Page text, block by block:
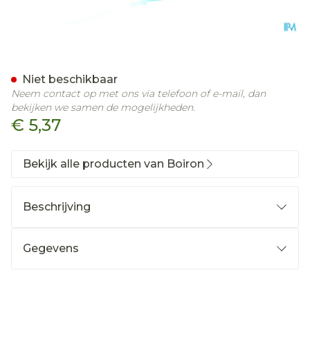
€ 5,37
Niet beschikbaar
Neem contact op met ons via telefoon of e-mail, dan
bekijken we samen de mogelijkheden.
Bekijk alle producten van Boiron
Beschrijving
Gegevens